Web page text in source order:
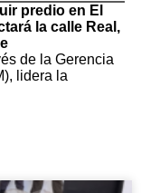
predio en El
la calle Real,
de la Gerencia
lidera la